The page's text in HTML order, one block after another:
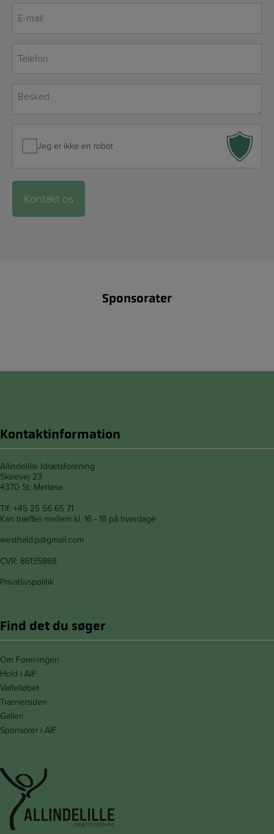
E-
mail
*
Telefon
Besked
Jeg er ikke en robot
Sponsorater
Kontaktinformation
Allindelille Idrætsforening
Skeevej 23
4370 St. Merløse
Tlf: +45 25 56 65 71
Kan træffes mellem kl. 16 - 18 på hverdage
westhald.p@gmail.com
CVR: 86135868
Privatlivspolitik
Find det du søger
Om Foreningen
Hold i AIF
Vaffelløbet
Trænersiden
Galleri
Sponsorer i AIF